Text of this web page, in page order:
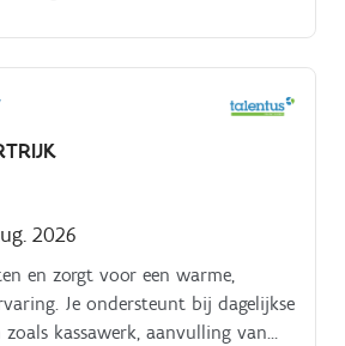
2026
en zorgt voor een warme,
Je ondersteunt bij dagelijkse
kassawerk, aanvulling van